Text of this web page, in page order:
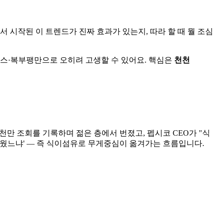
시작된 이 트렌드가 진짜 효과가 있는지, 따라 할 때 뭘 조심
·복부팽만으로 오히려 고생할 수 있어요. 핵심은 천천
만 조회를 기록하며 젊은 층에서 번졌고, 펩시코 CEO가 "식
느냐' — 즉 식이섬유로 무게중심이 옮겨가는 흐름입니다.